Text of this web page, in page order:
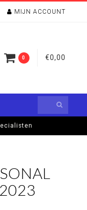
MIJN ACCOUNT
0 €0,00